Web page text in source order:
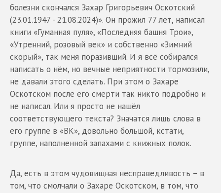
болезни скончался Захар Григорьевич Оскотский
(23.01.1947 - 21.08.2024)». Он прожил 77 лет, написал
книги «Гуманная пуля», «Последняя башня Трои»,
«Утренний, розовый век» и собственно «Зимний
скорый», так меня поразивший. И я всё собирался
написать о нём, но вечные неприятности тормозили,
не давали этого сделать. При этом о Захаре
Оскотском после его смерти так никто подробно и
не написал. Или я просто не нашёл
соответствующего текста? Значатся лишь слова в
его группе в «ВК», довольно большой, кстати,
группе, наполненной запахами с книжных полок.
Да, есть в этом чудовищная несправедливость – в
том, что смолчали о Захаре Оскотском, в том, что